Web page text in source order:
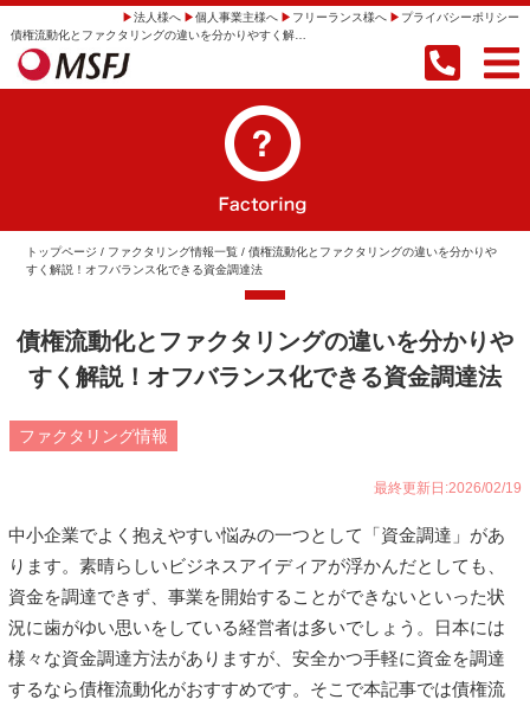
債権流動化とファクタリングの違いを分かりやすく解説！オフバランス化できる資金調達法 | 【即日振込】事業者向けファクタリングならMSFJ株式会社
法人様へ 個人事業主様へ フリーランス様へ プライバシーポリシー
トップページ / ファクタリング情報一覧 / 債権流動化とファクタリングの違いを分かりや
すく解説！オフバランス化できる資金調達法
債権流動化とファクタリングの違いを分かりや
すく解説！オフバランス化できる資金調達法
ファクタリング情報
最終更新日:2026/02/19
中小企業でよく抱えやすい悩みの一つとして「資金調達」があ
ります。素晴らしいビジネスアイディアが浮かんだとしても、
資金を調達できず、事業を開始することができないといった状
況に歯がゆい思いをしている経営者は多いでしょう。日本には
様々な資金調達方法がありますが、安全かつ手軽に資金を調達
するなら債権流動化がおすすめです。そこで本記事では債権流